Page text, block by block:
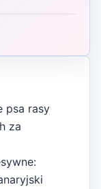
psa rasy
za